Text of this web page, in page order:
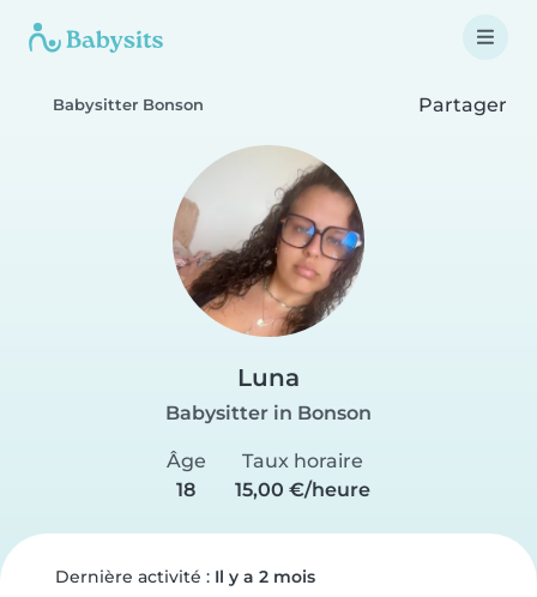
Babysitter Bonson Partager
Luna
Babysitter in Bonson
Âge
18
Taux horaire
15,00 €/heure
Dernière activité : Il y a 2 mois